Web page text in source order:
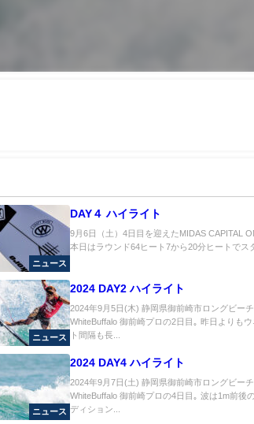
ニュース
DAY４ ハイライト
9月6日（土）4日目を迎えたMIDAS CAPITAL
本日はラウンド64ヒート7から20分ヒートでス
ニュース
2024 DAY2 ハイライト
2024年9月5日(木) 静岡県御前崎市ロングビー
WhiteBuffalo 御前崎プロの2日目｡ 昨日よりも
ト間隔も長...
ニュース
2024 DAY4 ハイライト
2024年9月7日(土) 静岡県御前崎市ロングビー
WhiteBuffalo 御前崎プロの4日目｡ 波は1m前後
ディション...